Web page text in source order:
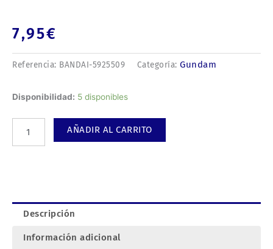
7,95€
Referencia: BANDAI-5925509 Categoría: Gundam
Disponibilidad: 5 disponibles
Action
AÑADIR AL CARRITO
Descripción
Información adicional